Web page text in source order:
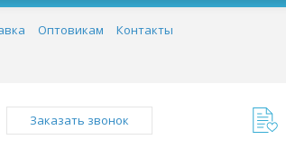
Оптовикам Контакты
Заказать звонок